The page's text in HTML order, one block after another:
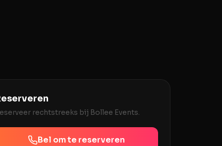
rechtstreeks bij Bollee Events.
Bel om te reserveren